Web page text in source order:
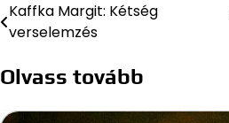
Bejegyzés
Kaffka Margit: Kétség
verselemzés
Olvass tovább